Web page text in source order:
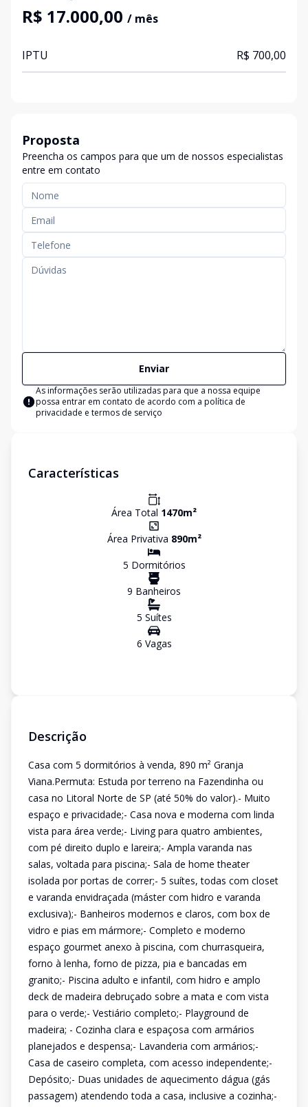
R$ 17.000,00 / mês
IPTU R$ 700,00
Proposta
Preencha os campos para que um de nossos especialistas
entre em contato
Enviar
As informações serão utilizadas para que a nossa equipe
possa entrar em contato de acordo com a política de
privacidade e termos de serviço
Características
Área Total 1470m²
Área Privativa 890m²
5 Dormitórios
9 Banheiros
5 Suítes
6 Vagas
Descrição
Casa com 5 dormitórios à venda, 890 m² Granja
Viana.Permuta: Estuda por terreno na Fazendinha ou
casa no Litoral Norte de SP (até 50% do valor).- Muito
espaço e privacidade;- Casa nova e moderna com linda
vista para área verde;- Living para quatro ambientes,
com pé direito duplo e lareira;- Ampla varanda nas
salas, voltada para piscina;- Sala de home theater
isolada por portas de correr;- 5 suítes, todas com closet
e varanda envidraçada (máster com hidro e varanda
exclusiva);- Banheiros modernos e claros, com box de
vidro e pias em mármore;- Completo e moderno
espaço gourmet anexo à piscina, com churrasqueira,
forno à lenha, forno de pizza, pia e bancadas em
granito;- Piscina adulto e infantil, com hidro e amplo
deck de madeira debruçado sobre a mata e com vista
para o verde;- Vestiário completo;- Playground de
madeira; - Cozinha clara e espaçosa com armários
planejados e despensa;- Lavanderia com armários;-
Casa de caseiro completa, com acesso independente;-
Depósito;- Duas unidades de aquecimento dágua (gás
passagem) atendendo toda a casa, inclusive a cozinha;-